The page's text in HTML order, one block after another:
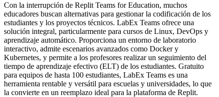
Con la interrupción de Replit Teams for Education, muchos
educadores buscan alternativas para gestionar la codificación de los
estudiantes y los proyectos técnicos. LabEx Teams ofrece una
solución integral, particularmente para cursos de Linux, DevOps y
aprendizaje automático. Proporciona un entorno de laboratorio
interactivo, admite escenarios avanzados como Docker y
Kubernetes, y permite a los profesores realizar un seguimiento del
tiempo de aprendizaje efectivo (ELT) de los estudiantes. Gratuito
para equipos de hasta 100 estudiantes, LabEx Teams es una
herramienta rentable y versátil para escuelas y universidades, lo que
la convierte en un reemplazo ideal para la plataforma de Replit.